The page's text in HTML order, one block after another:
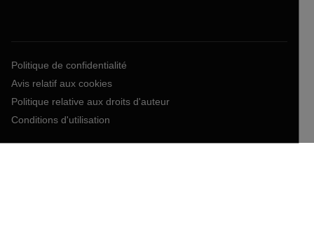
Politique de confidentialité
Avis relatif aux cookies
Politique relative aux droits d'auteur
Conditions d'utilisation